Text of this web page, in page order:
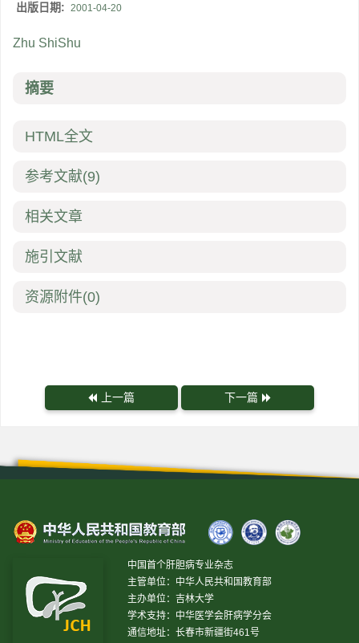
出版日期: 2001-04-20
Zhu ShiShu
摘要
HTML全文
参考文献(9)
相关文章
施引文献
资源附件(0)
上一篇 下一篇
中国首个肝胆病专业杂志
主管单位：中华人民共和国教育部
主办单位：吉林大学
学术支持：中华医学会肝病学分会
通信地址：长春市新疆街461号